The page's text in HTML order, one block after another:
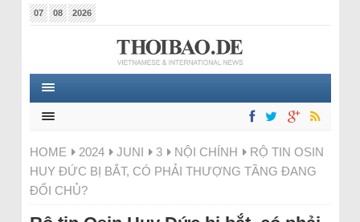
07 08 2026
HOME 2024 JUNI 3 NỘI CHÍNH
RỘ TIN OSIN
HUY ĐỨC BỊ BẮT, CÓ PHẢI THƯỢNG TẦNG ĐANG
ĐỔI CHỦ?